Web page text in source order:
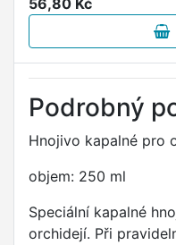
56,80 Kč
Podrobný
Hnojivo kapalné pro
objem: 250 ml
Speciální kapalné
orchidejí. Při